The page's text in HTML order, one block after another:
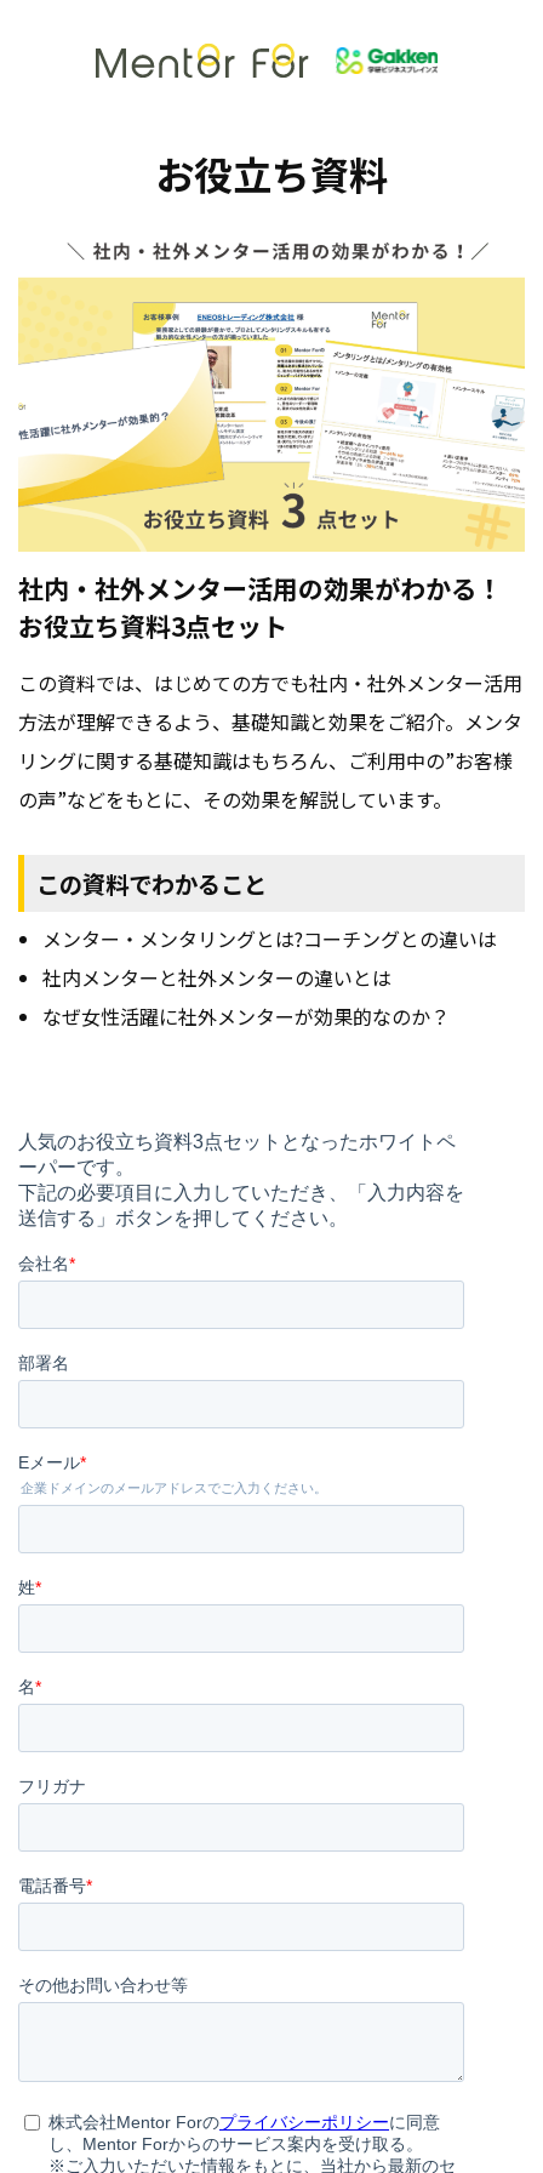
お役立ち資料
社内・社外メンター活用の効果がわかる！
お役立ち資料3点セット
この資料では、はじめての方でも社内・社外メンター活用
方法が理解できるよう、基礎知識と効果をご紹介。メンタ
リングに関する基礎知識はもちろん、ご利用中の”お客様
の声”などをもとに、その効果を解説しています。
この資料でわかること
メンター・メンタリングとは?コーチングとの違いは
社内メンターと社外メンターの違いとは
なぜ女性活躍に社外メンターが効果的なのか？